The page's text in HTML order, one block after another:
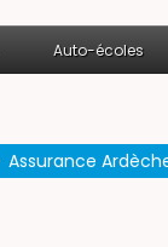
Auto-écoles
Assurance